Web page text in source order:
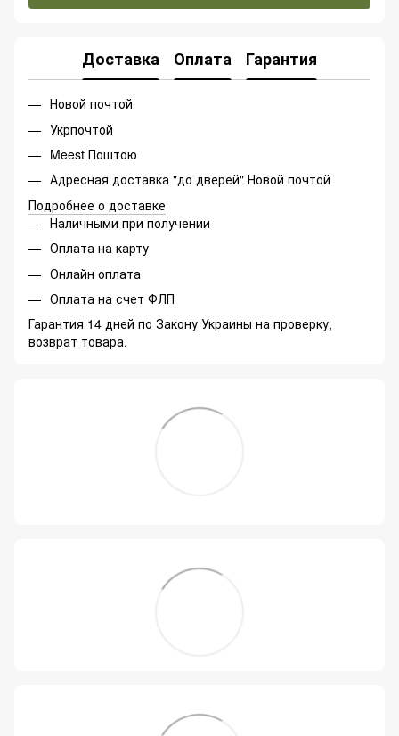
Доставка Оплата Гарантия
Новой почтой
Укрпочтой
Meest Поштою
Адресная доставка "до дверей" Новой почтой
Подробнее о доставке
Наличными при получении
Оплата на карту
Онлайн оплата
Оплата на счет ФЛП
Гарантия 14 дней по Закону Украины на проверку,
возврат товара.